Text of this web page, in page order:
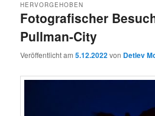
Fotografischer
Pullman-City
HERVORGEHOBEN
Veröffentlicht am5.12.2022von Detlev